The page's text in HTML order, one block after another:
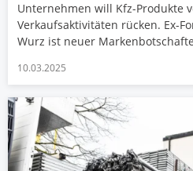
Unternehmen will Kfz-Produkte
Verkaufsaktivitäten rücken. Ex-
Wurz ist neuer
10.03.2025